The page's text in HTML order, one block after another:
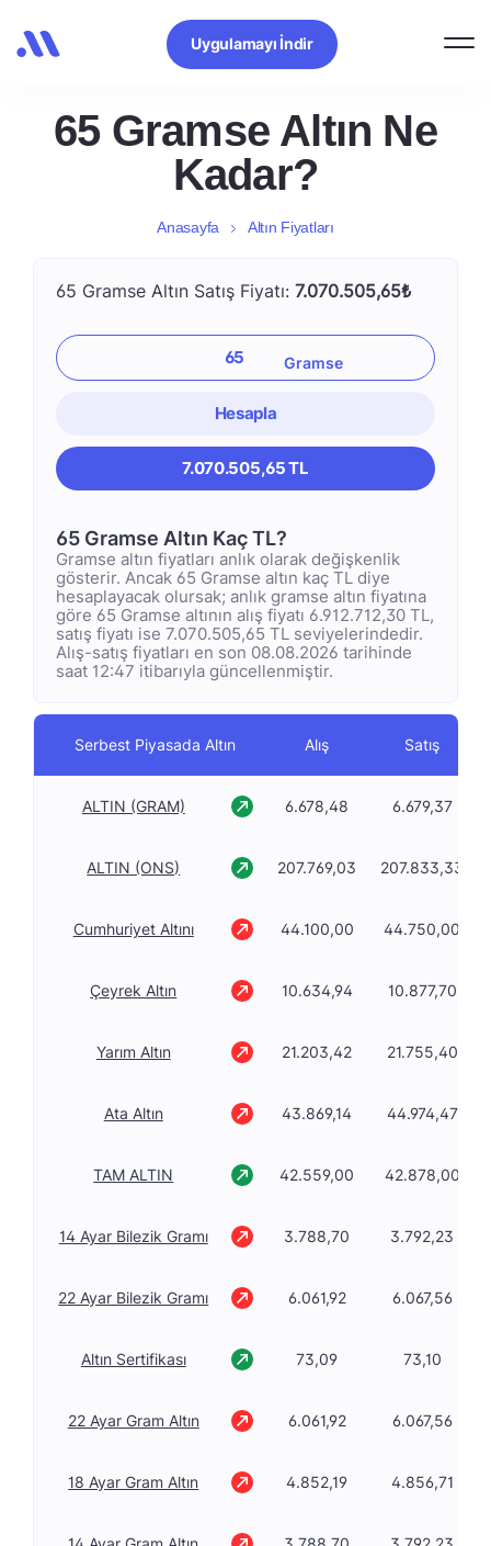
Uygulamayı İndir
65 Gramse Altın Ne
Kadar?
Anasayfa Altın Fiyatları
65 Gramse Altın Satış Fiyatı: 7.070.505,65₺
Hesapla
7.070.505,65 TL
65 Gramse Altın Kaç TL?
Gramse altın fiyatları anlık olarak değişkenlik
gösterir. Ancak 65 Gramse altın kaç TL diye
hesaplayacak olursak; anlık gramse altın fiyatına
göre 65 Gramse altının alış fiyatı 6.912.712,30 TL,
satış fiyatı ise 7.070.505,65 TL seviyelerindedir.
Alış-satış fiyatları en son 08.08.2026 tarihinde
saat 12:47 itibarıyla güncellenmiştir.
Serbest Piyasada Altın Alış Satış
ALTIN (GRAM) 6.678,48 6.679,37
ALTIN (ONS) 207.769,03 207.833,33
Cumhuriyet Altını 44.100,00 44.750,00
Çeyrek Altın 10.634,94 10.877,70
Yarım Altın 21.203,42 21.755,40
Ata Altın 43.869,14 44.974,47
TAM ALTIN 42.559,00 42.878,00
14 Ayar Bilezik Gramı 3.788,70 3.792,23
22 Ayar Bilezik Gramı 6.061,92 6.067,56
Altın Sertifikası 73,09 73,10
22 Ayar Gram Altın 6.061,92 6.067,56
18 Ayar Gram Altın 4.852,19 4.856,71